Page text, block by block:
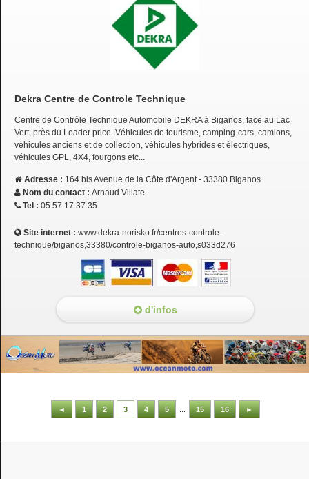
Dekra Centre de Controle Technique
Centre de Contrôle Technique Automobile DEKRA à Biganos, face au Lac
Vert, près du Leader price. Véhicules de tourisme, camping-cars, camions,
véhicules anciens et de collection, véhicules hybrides et électriques,
véhicules GPL, 4X4, fourgons etc...
Adresse : 164 bis Avenue de la Côte d'Argent - 33380 Biganos
Nom du contact : Arnaud Villate
Tel : 05 57 17 37 35
Site internet : www.dekra-norisko.fr/centres-controle-
technique/biganos,33380/controle-biganos-auto,s033d276
d'infos
◄ 1 2 3 4 5 15 16 ►